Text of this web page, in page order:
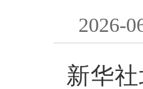
2026-
新华